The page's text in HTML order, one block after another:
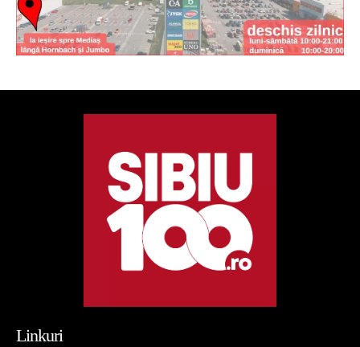
Linkuri